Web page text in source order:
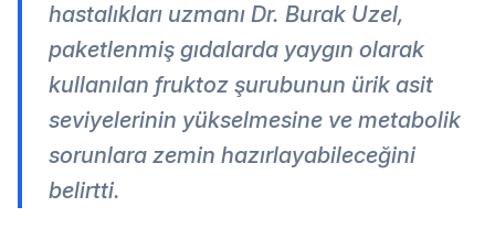
hastalıkları uzmanı Dr. Burak Uzel,
paketlenmiş gıdalarda yaygın olarak
kullanılan fruktoz şurubunun ürik asit
seviyelerinin yükselmesine ve metabolik
sorunlara zemin hazırlayabileceğini
belirtti.